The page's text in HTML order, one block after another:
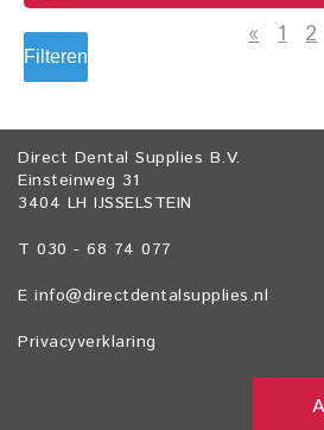
Filteren
« 1 2
Direct Dental Supplies B.V.
Einsteinweg 31
3404 LH IJSSELSTEIN
T 030 - 68 74 077
E info@directdentalsupplies.nl
Privacyverklaring